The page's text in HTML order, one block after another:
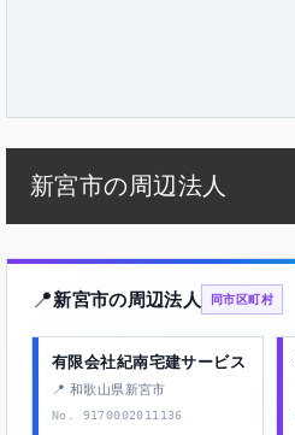
新宮市の周辺法人
📍新宮市の周辺法人 同市区町村
有限会社紀南宅建サービス
📍 和歌山県新宮市
No. 9170002011136